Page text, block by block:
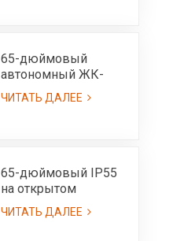
65-дюймовый
автономный ЖК-
экран для улицы,
ультра яркий, 3000
ЧИТАТЬ ДАЛЕЕ
65-дюймовый IP55
на открытом
воздухе
всепогодный
ЧИТАТЬ ДАЛЕЕ